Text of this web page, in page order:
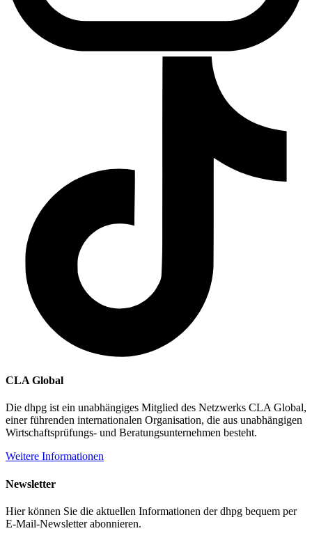
CLA Global
Die dhpg ist ein unabhängiges Mitglied des Netzwerks CLA Global,
einer führenden internationalen Organisation, die aus unabhängigen
Wirtschaftsprüfungs- und Beratungsunternehmen besteht.
Weitere Informationen
Newsletter
Hier können Sie die aktuellen Informationen der dhpg bequem per
E-Mail-Newsletter abonnieren.